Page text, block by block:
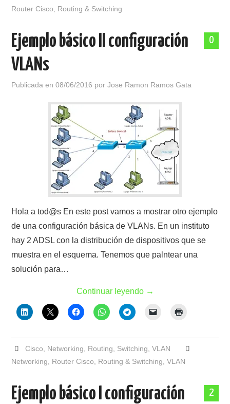
Router Cisco
Routing & Switching
0
Ejemplo básico II configuración
VLANs
Publicada en08/06/2016 porJose Ramon Ramos Gata
Hola a tod@s En este post vamos a mostrar otro ejemplo
de una configuración básica de VLANs. En un instituto
hay 2 ADSL con la distribución de dispositivos que se
muestra en el esquema. Tenemos que palntear una
solución para…
Continuar leyendo →
Cisco Networking Routing Switching VLAN
Networking
Router Cisco Routing & Switching ,VLAN
2
Ejemplo básico I configuración